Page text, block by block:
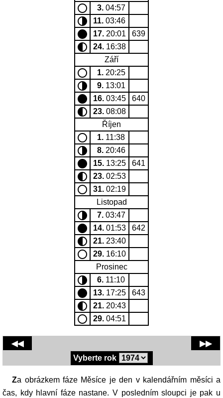
3. 04:57
11. 03:46
17. 20:01
639
24. 16:38
Září
1. 20:25
9. 13:01
16. 03:45
640
23. 08:08
Říjen
1. 11:38
8. 20:46
15. 13:25
641
23. 02:53
31. 02:19
Listopad
7. 03:47
14. 01:53
642
21. 23:40
29. 16:10
Prosinec
6. 11:10
13. 17:25
643
21. 20:43
29. 04:51
Vyberte rok
◀◀ ▶▶
Za obrázkem fáze Měsíce je den v kalendářním měsíci a
čas, kdy hlavní fáze nastane. V posledním sloupci je pak u